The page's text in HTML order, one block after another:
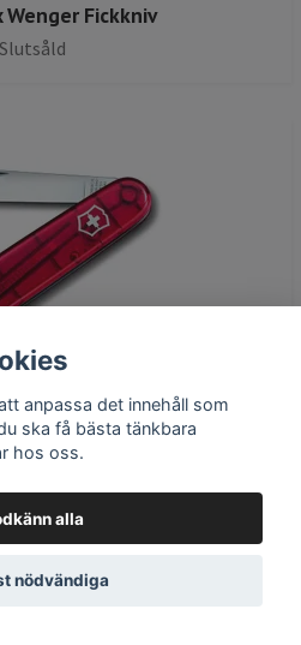
Fickkniv
Slutsåld
Victorinox Fickkniv
anpassa det innehåll som
ska få bästa tänkbara
hos oss.
alla
nödvändiga